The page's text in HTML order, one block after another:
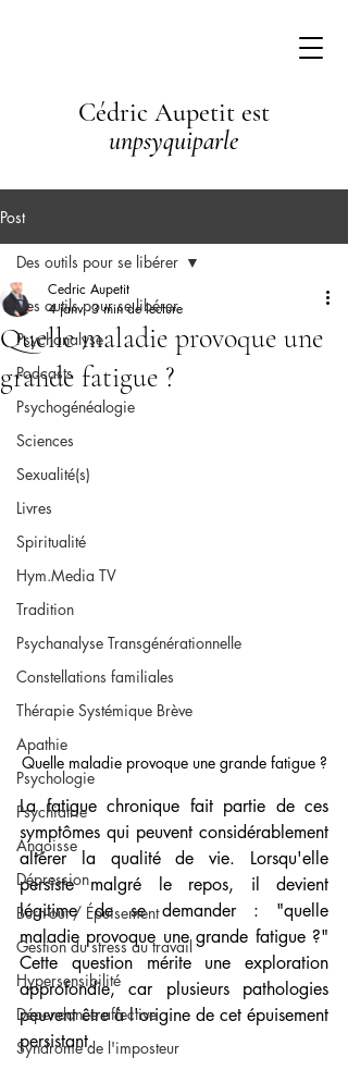
Cédric Aupetit est
unpsyquiparle
Post
Des outils pour se libérer
Psychanalyse
Podcasts
Psychogénéalogie
Sciences
Sexualité(s)
Livres
Spiritualité
Hym.Media TV
Tradition
Psychanalyse Transgénérationnelle
Constellations familiales
Thérapie Systémique Brève
Apathie
Psychologie
Psychiatrie
Angoisse
Dépression
Burn-out / Épuisement
Gestion du stress au travail
Hypersensibilité
Dépendance affective
Syndrome de l'imposteur
Des outils pour se libérer
Quelle maladie provoque une
grande fatigue ?
Cedric Aupetit
4 janv. 3 min de lecture
Quelle maladie provoque une grande fatigue ?
La fatigue chronique fait partie de ces
symptômes qui peuvent considérablement
altérer la qualité de vie. Lorsqu'elle
persiste malgré le repos, il devient
légitime de se demander : "quelle
maladie provoque une grande fatigue ?"
Cette question mérite une exploration
approfondie, car plusieurs pathologies
peuvent être à l'origine de cet épuisement
persistant.